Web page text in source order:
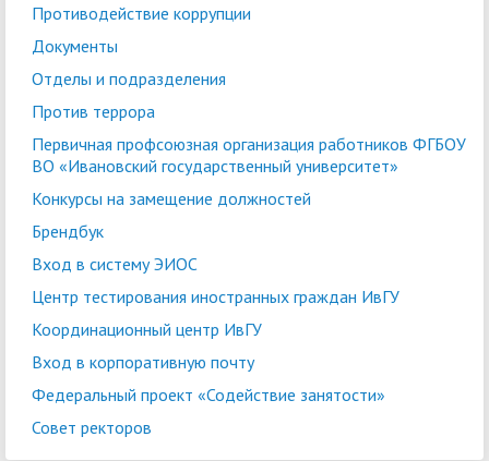
Противодействие коррупции
Документы
Отделы и подразделения
Против террора
Первичная профсоюзная организация работников ФГБОУ
ВО «Ивановский государственный университет»
Конкурсы на замещение должностей
Брендбук
Вход в систему ЭИОС
Центр тестирования иностранных граждан ИвГУ
Координационный центр ИвГУ
Вход в корпоративную почту
Федеральный проект «Содействие занятости»
Совет ректоров